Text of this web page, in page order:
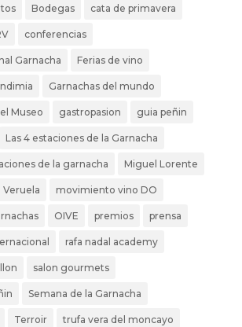
Bodegas cata de primavera
conferencias
Garnacha Ferias de vino
Garnachas del mundo
Museo gastropasion guia peñin
Las 4 estaciones de la Garnacha
de la garnacha Miguel Lorente
movimiento vino DO
OIVE premios prensa
rafa nadal academy
salon gourmets
Semana de la Garnacha
Terroir trufa vera del moncayo